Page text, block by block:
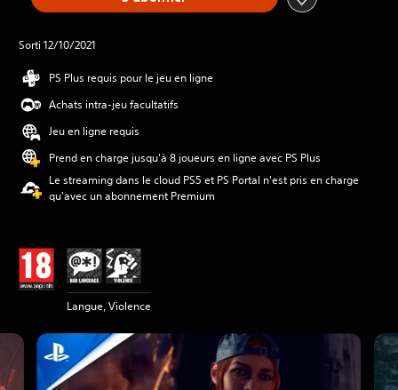
Sorti 12/10/2021
PS Plus requis pour le jeu en ligne
Achats intra-jeu facultatifs
Jeu en ligne requis
Prend en charge jusqu'à 8 joueurs en ligne avec PS Plus
Le streaming dans le cloud PS5 et PS Portal n'est pris en charge
qu'avec un abonnement Premium
Langue, Violence